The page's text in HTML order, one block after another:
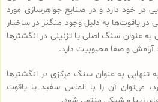
در خود دارد و در صنایع جواهرسازی مورد
در یاقوت‌ها به دلیل وجود منگنز در ساختار
به عنوان سنگ اصلی یا تزئینی در انگشترها
آرامش و صفا محبوبیت دارد.
به تنهایی به عنوان سنگ مرکزی در انگشترها
می‌توان آن را با الماس سفید یا یاقوت